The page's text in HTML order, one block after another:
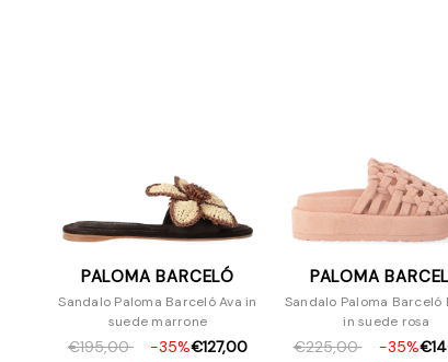
PALOMA BARCELÓ
Sandalo Paloma Barceló Ava in
suede marrone
€195,00 -35%€127,00
PALOMA
Sandalo Paloma Barceló
in suede rosa
€225,00 -35%